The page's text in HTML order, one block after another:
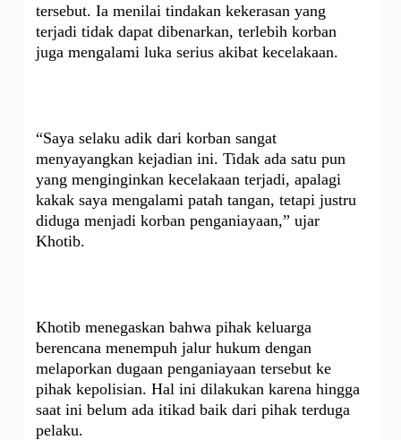
tersebut. Ia menilai tindakan kekerasan yang
terjadi tidak dapat dibenarkan, terlebih korban
juga mengalami luka serius akibat kecelakaan.
“Saya selaku adik dari korban sangat
menyayangkan kejadian ini. Tidak ada satu pun
yang menginginkan kecelakaan terjadi, apalagi
kakak saya mengalami patah tangan, tetapi justru
diduga menjadi korban penganiayaan,” ujar
Khotib.
Khotib menegaskan bahwa pihak keluarga
berencana menempuh jalur hukum dengan
melaporkan dugaan penganiayaan tersebut ke
pihak kepolisian. Hal ini dilakukan karena hingga
saat ini belum ada itikad baik dari pihak terduga
pelaku.